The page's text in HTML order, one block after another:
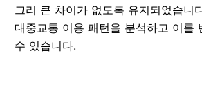
그리 큰 차이가 없도록 유지되었습니
대중교통 이용 패턴을 분석하고 이를
수 있습니다.